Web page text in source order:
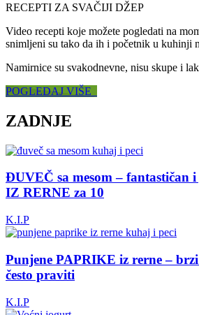
RECEPTI ZA SVAČIJI DŽEP
Video recepti koje možete pogledati na
snimljeni su tako da ih i početnik u kuhinji
Namirnice su svakodnevne, nisu skupe i
POGLEDAJ VIŠE
ZADNJE
ĐUVEČ sa mesom – fantastičan
IZ RERNE za 10
K.I.P
Punjene PAPRIKE iz rerne –
često praviti
K.I.P